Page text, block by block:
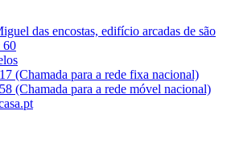
das encostas, edifício arcadas de são
60
(Chamada para a rede fixa nacional)
(Chamada para a rede móvel nacional)